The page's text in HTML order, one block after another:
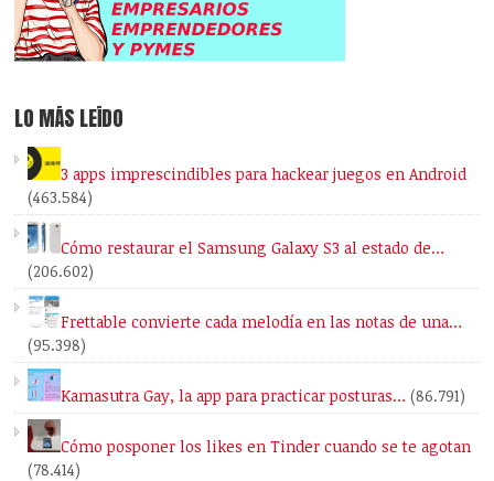
LO MÁS LEÍDO
3 apps imprescindibles para hackear juegos en Android
(463.584)
Cómo restaurar el Samsung Galaxy S3 al estado de…
(206.602)
Frettable convierte cada melodía en las notas de una…
(95.398)
Kamasutra Gay, la app para practicar posturas… (86.791)
Cómo posponer los likes en Tinder cuando se te agotan
(78.414)